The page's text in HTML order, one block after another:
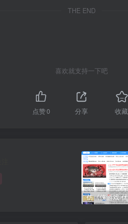
THE END
喜欢就支持一下吧
点赞0 分享 收藏